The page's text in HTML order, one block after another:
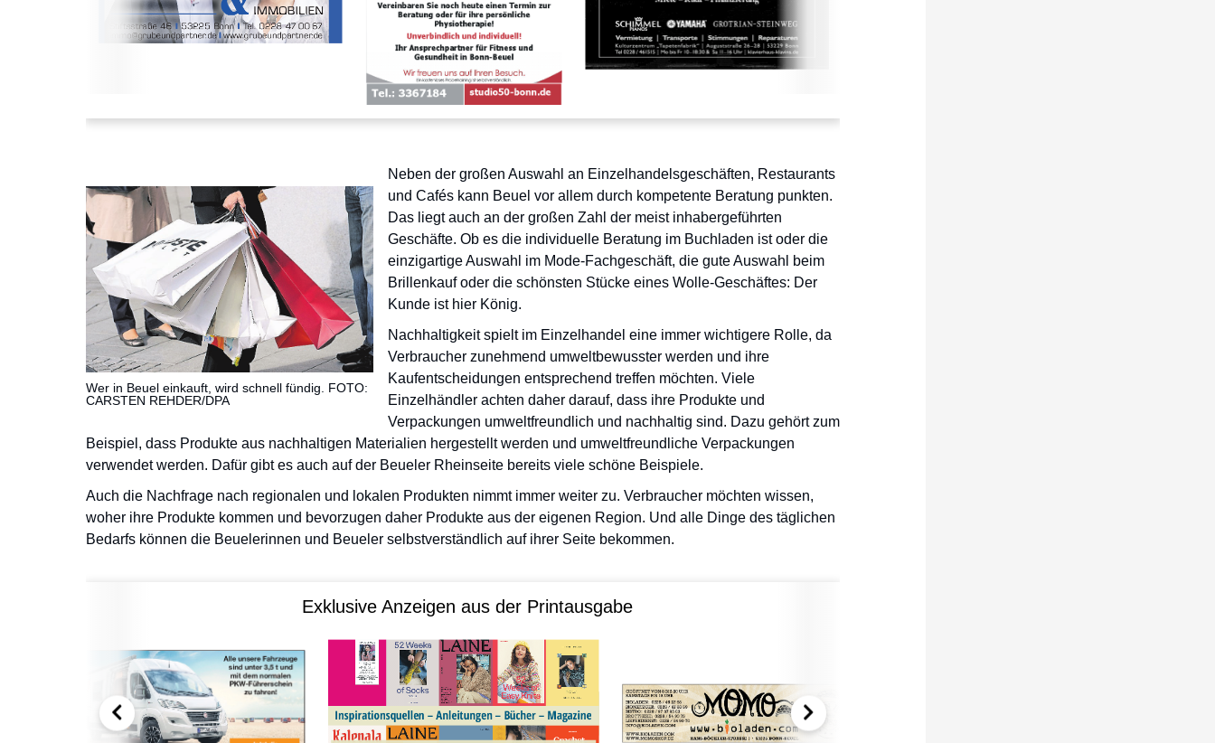
Wer in Beuel einkauft, wird schnell fündig. FOTO:
CARSTEN REHDER/DPA
Neben der großen Auswahl an Einzelhandelsgeschäften, Restaurants
und Cafés kann Beuel vor allem durch kompetente Beratung punkten.
Das liegt auch an der großen Zahl der meist inhabergeführten
Geschäfte. Ob es die individuelle Beratung im Buchladen ist oder die
einzigartige Auswahl im Mode-Fachgeschäft, die gute Auswahl beim
Brillenkauf oder die schönsten Stücke eines Wolle-Geschäftes: Der
Kunde ist hier König.
Nachhaltigkeit spielt im Einzelhandel eine immer wichtigere Rolle, da
Verbraucher zunehmend umweltbewusster werden und ihre
Kaufentscheidungen entsprechend treffen möchten. Viele
Einzelhändler achten daher darauf, dass ihre Produkte und
Verpackungen umweltfreundlich und nachhaltig sind. Dazu gehört zum
Beispiel, dass Produkte aus nachhaltigen Materialien hergestellt werden und umweltfreundliche Verpackungen
verwendet werden. Dafür gibt es auch auf der Beueler Rheinseite bereits viele schöne Beispiele.
Auch die Nachfrage nach regionalen und lokalen Produkten nimmt immer weiter zu. Verbraucher möchten wissen,
woher ihre Produkte kommen und bevorzugen daher Produkte aus der eigenen Region. Und alle Dinge des täglichen
Bedarfs können die Beuelerinnen und Beueler selbstverständlich auf ihrer Seite bekommen.
Exklusive Anzeigen aus der Printausgabe